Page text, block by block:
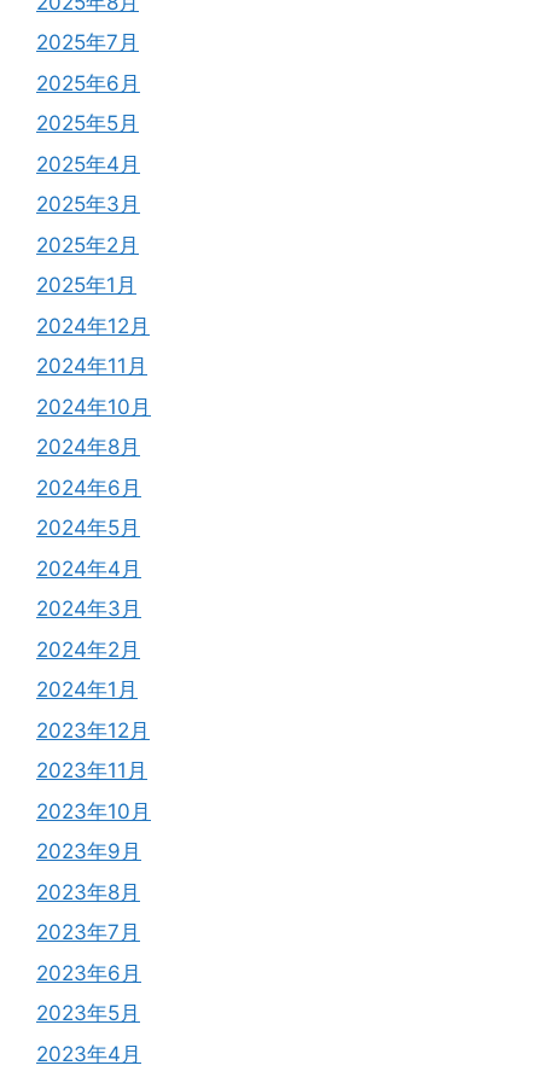
2025年7月
2025年6月
2025年5月
2025年4月
2025年3月
2025年2月
2025年1月
2024年12月
2024年11月
2024年10月
2024年8月
2024年6月
2024年5月
2024年4月
2024年3月
2024年2月
2024年1月
2023年12月
2023年11月
2023年10月
2023年9月
2023年8月
2023年7月
2023年6月
2023年5月
2023年4月